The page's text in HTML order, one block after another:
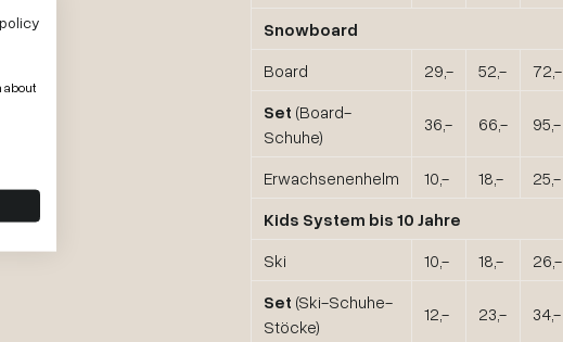
Snowboard
Board
29,- 52,- 72,-
Set (Board-
Schuhe)
36,- 66,- 95,-
Erwachsenenhelm 10,- 18,- 25,-
Kids System bis 10 Jahre
Ski
10,- 18,- 26,-
Set (Ski-Schuhe-
Stöcke)
12,- 23,- 34,-
about